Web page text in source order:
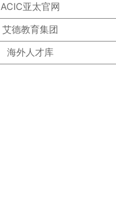
ACIC亚太官网
艾德教育集团
海外人才库